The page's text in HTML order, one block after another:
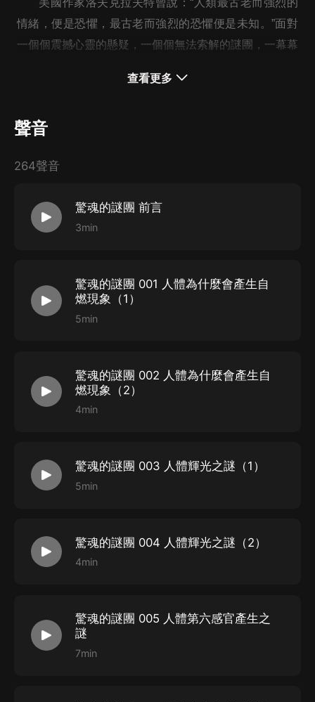
美國作家洛夫克拉夫特曾說：“人類最古老而強烈的
情緒，便是恐懼，最古老而強烈的恐懼便是未知。”面對
一個個震撼心靈的懸疑，一個個無法索解的謎團，一幕幕
驚悚，我們敬畏，我們疑惑，我們驚歎，也使我們不得不
《驚魂的謎團大全集》幾乎涵蓋了當今世界各個領域的
象，帶著你在懸疑叢生的敘述中品味神奇的大千世界，隨
我們在這里並不是想給大家一個答案，連科學家都無
法定案的事情，我們也不能盲目地下定論，只是把這些事
同，有的聽起來甚至有點“離經叛道”，但這當中不乏智慧
的閃光，我們可以自己去參透、去領悟。
《驚魂的謎團大全集》旨在引領讀者進入精彩玄妙、匪
主播介紹
今，多部專輯好評不斷，《大陰陽》、《天書凶鬼錄》、
《獵罪案卷》，以及《世界奇聞錄》等廣受好評。
查看更多
聲音
264聲音
驚魂的謎團 前言
3min
驚魂的謎團 001 人體為什麼會產生自
燃現象（1）
5min
驚魂的謎團 002 人體為什麼會產生自
燃現象（2）
4min
驚魂的謎團 003 人體輝光之謎（1）
5min
驚魂的謎團 004 人體輝光之謎（2）
4min
驚魂的謎團 005 人體第六感官產生之
謎
7min